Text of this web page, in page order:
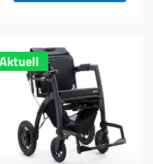
Aktuell